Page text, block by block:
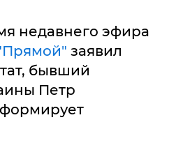
недавнего эфира
заявил
бывший
Петр